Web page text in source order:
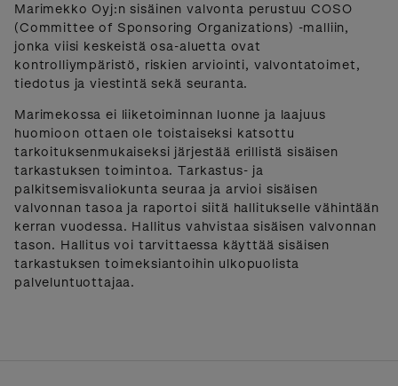
Marimekko Oyj:n sisäinen valvonta perustuu COSO
(Committee of Sponsoring Organizations) -malliin,
jonka viisi keskeistä osa-aluetta ovat
kontrolliympäristö, riskien arviointi, valvontatoimet,
tiedotus ja viestintä sekä seuranta.
Marimekossa ei liiketoiminnan luonne ja laajuus
huomioon ottaen ole toistaiseksi katsottu
tarkoituksenmukaiseksi järjestää erillistä sisäisen
tarkastuksen toimintoa. Tarkastus- ja
palkitsemisvaliokunta seuraa ja arvioi sisäisen
valvonnan tasoa ja raportoi siitä hallitukselle vähintään
kerran vuodessa. Hallitus vahvistaa sisäisen valvonnan
tason. Hallitus voi tarvittaessa käyttää sisäisen
tarkastuksen toimeksiantoihin ulkopuolista
palveluntuottajaa.